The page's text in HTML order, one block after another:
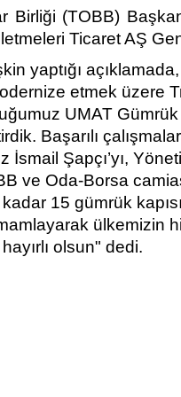
(TOBB)
Ticaret AŞ
yaptığı
etmek üzere
UMAT
Başarılı
İsmail Şapçı’yı,
ve Oda-Borsa
15 gümrük
ülkemizin
olsun" dedi.